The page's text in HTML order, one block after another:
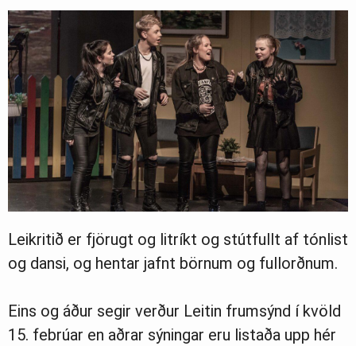
Leikritið er fjörugt og litríkt og stútfullt af tónlist
og dansi, og hentar jafnt börnum og fullorðnum.
Eins og áður segir verður Leitin frumsýnd í kvöld
15. febrúar en aðrar sýningar eru listaða upp hér